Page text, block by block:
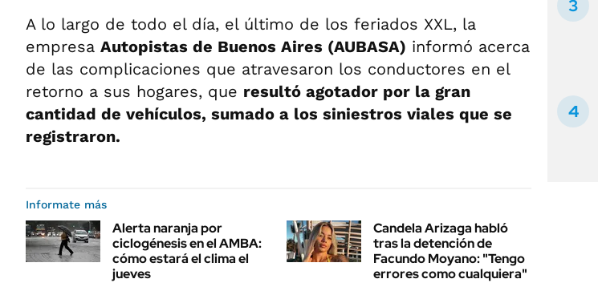
A lo largo de todo el día, el último de los feriados XXL, la
empresa Autopistas de Buenos Aires (AUBASA) informó acerca
de las complicaciones que atravesaron los conductores en el
retorno a sus hogares, que resultó agotador por la gran
cantidad de vehículos, sumado a los siniestros viales que se
registraron.
Informate más
Alerta naranja por
ciclogénesis en el AMBA:
cómo estará el clima el
jueves
Candela Arizaga habló
tras la detención de
Facundo Moyano: "Tengo
errores como cualquiera"